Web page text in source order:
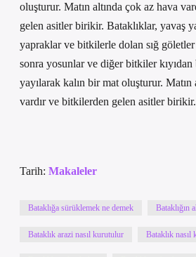
oluşturur. Matın altında çok az hava
gelen asitler birikir. Bataklıklar, yavaş
yapraklar ve bitkilerle dolan sığ
sonra yosunlar ve diğer bitkiler kıyıdan
yayılarak kalın bir mat oluşturur. Matın
vardır ve bitkilerden gelen asitler birikir.
Tarih: Makaleler
Bataklığa sürüklemek ne demek Bataklığın
Bataklık arazi nasıl kurutulur Bataklık nasıl